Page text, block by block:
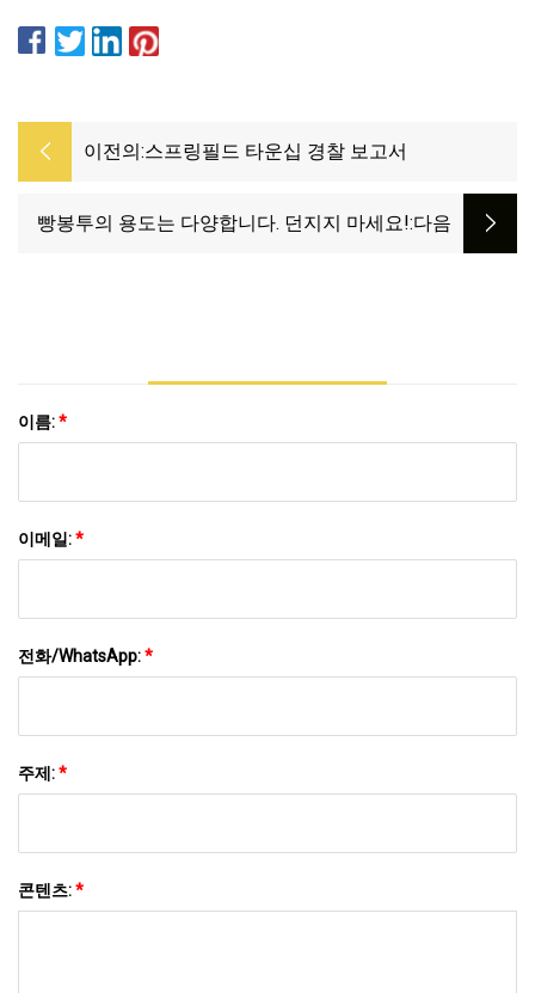
이전의:스프링필드 타운십 경찰 보고서
빵봉투의 용도는 다양합니다. 던지지 마세요!:다음
이름:*
이메일:*
전화/WhatsApp:*
주제:*
콘텐츠:*